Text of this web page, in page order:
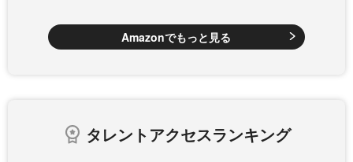
Amazonでもっと見る
タレントアクセスランキング